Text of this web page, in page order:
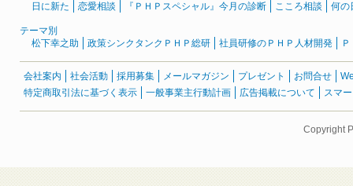
日に新た
恋愛相談 『ＰＨＰスペシャル』今月の診断 こころ相談 何の
テーマ別
松下幸之助
政策シンクタンクＰＨＰ総研 社員研修のＰＨＰ人材開発
会社案内 社会活動 採用募集 メールマガジン プレゼント お問合せ
特定商取引法に基づく表示
一般事業主行動計画 広告掲載について スマ
Copyright